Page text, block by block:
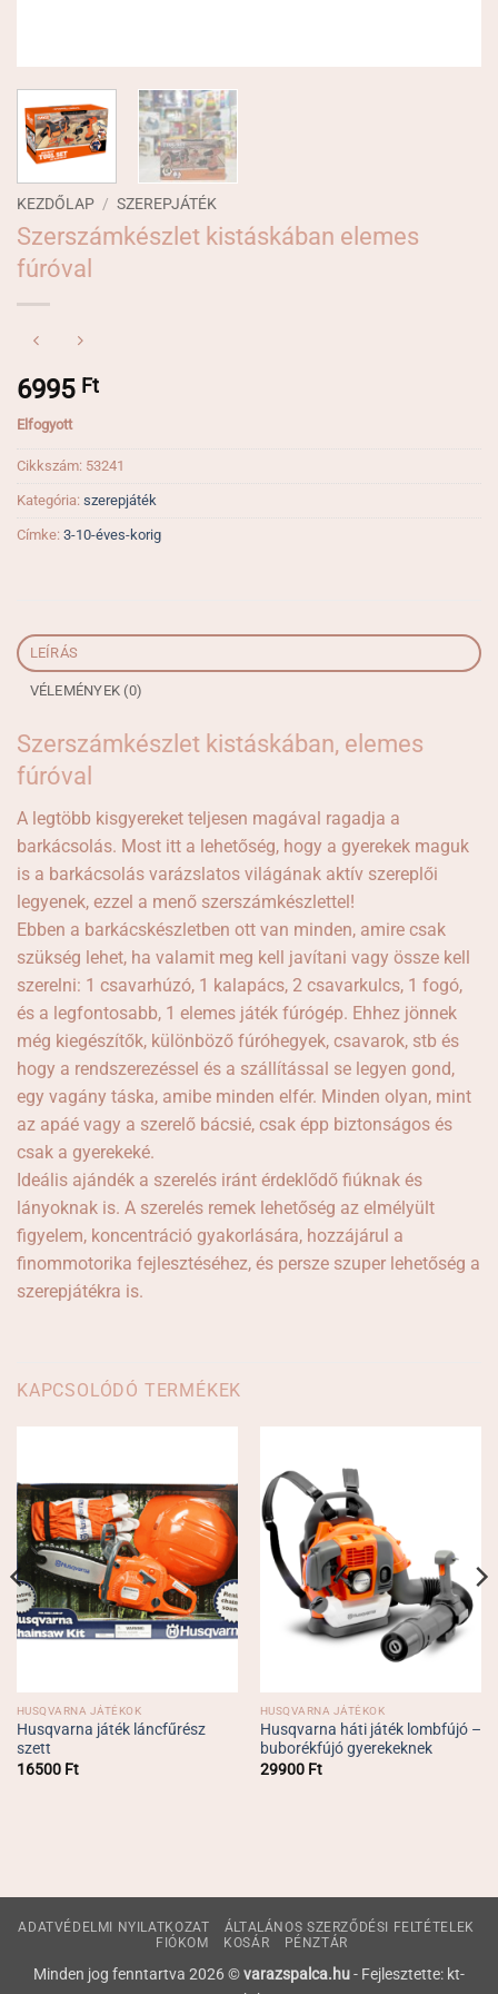
KEZDŐLAP / SZEREPJÁTÉK
Szerszámkészlet kistáskában elemes
fúróval
6995 Ft
Elfogyott
Cikkszám: 53241
Kategória: szerepjáték
Címke: 3-10-éves-korig
LEÍRÁS
VÉLEMÉNYEK (0)
Szerszámkészlet kistáskában, elemes
fúróval
A legtöbb kisgyereket teljesen magával ragadja a
barkácsolás. Most itt a lehetőség, hogy a gyerekek maguk
is a barkácsolás varázslatos világának aktív szereplői
legyenek, ezzel a menő szerszámkészlettel!
Ebben a barkácskészletben ott van minden, amire csak
szükség lehet, ha valamit meg kell javítani vagy össze kell
szerelni: 1 csavarhúzó, 1 kalapács, 2 csavarkulcs, 1 fogó,
és a legfontosabb, 1 elemes játék fúrógép. Ehhez jönnek
még kiegészítők, különböző fúróhegyek, csavarok, stb és
hogy a rendszerezéssel és a szállítással se legyen gond,
egy vagány táska, amibe minden elfér. Minden olyan, mint
az apáé vagy a szerelő bácsié, csak épp biztonságos és
csak a gyerekeké.
Ideális ajándék a szerelés iránt érdeklődő fiúknak és
lányoknak is. A szerelés remek lehetőség az elmélyült
figyelem, koncentráció gyakorlására, hozzájárul a
finommotorika fejlesztéséhez, és persze szuper lehetőség a
szerepjátékra is.
KAPCSOLÓDÓ TERMÉKEK
HUSQVARNA JÁTÉKOK
Husqvarna játék láncfűrész
szett
16500 Ft
HUSQVARNA JÁTÉKOK
Husqvarna háti játék lombfújó –
buborékfújó gyerekeknek
29900 Ft
ADATVÉDELMI NYILATKOZAT
ÁLTALÁNOS SZERZŐDÉSI FELTÉTELEK
FIÓKOM
KOSÁR PÉNZTÁR
Minden jog fenntartva 2026 ©varazspalca.hu- Fejlesztette: kt-